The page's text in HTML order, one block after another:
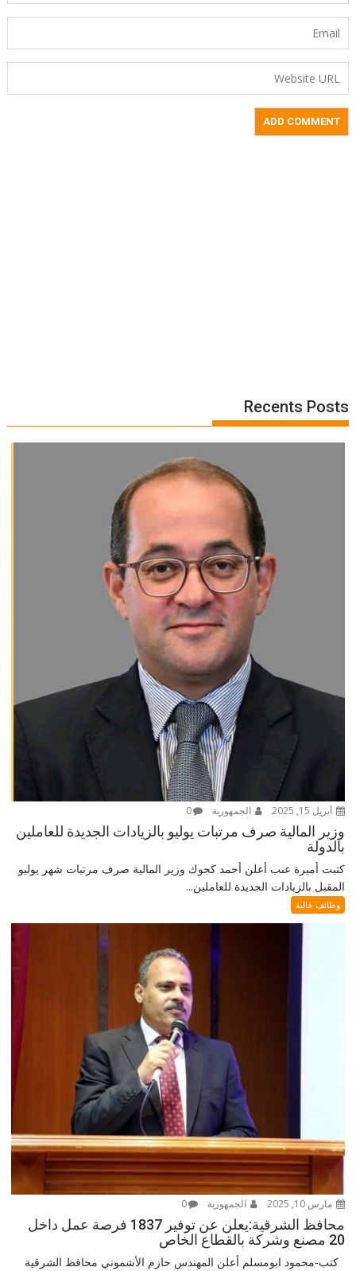
Recents Posts
أبريل 15, 2025 الجمهورية 0
وزير المالية صرف مرتبات يوليو بالزيادات الجديدة للعاملين
بالدولة
كتبت أميرة عنب أعلن أحمد كجوك وزير المالية صرف مرتبات شهر يوليو
المقبل بالزيادات الجديدة للعاملين...
وظائف خالية
مارس 10, 2025 الجمهورية 0
محافظ الشرقية:يعلن عن توفير 1837 فرصة عمل داخل
20 مصنع وشركة بالقطاع الخاص
كتب-محمود ابومسلم أعلن المهندس حازم الأشموني محافظ الشرقية